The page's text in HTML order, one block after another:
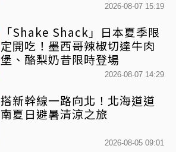
2026-08-07 15:19
「Shake Shack」日本夏季限
定開吃！墨西哥辣椒切達牛肉
堡、酪梨奶昔限時登場
2026-08-07 14:29
搭新幹線一路向北！北海道道
南夏日避暑清涼之旅
2026-08-05 09:01